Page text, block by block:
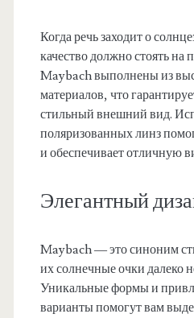
Когда речь заходит о
качество должно стоять на
Maybach выполнены из
материалов, что
стильный внешний вид.
поляризованных линз
и обеспечивает отличную
Элегантный
Maybach — это синоним
их солнечные очки далеко
Уникальные формы и
варианты помогут вам